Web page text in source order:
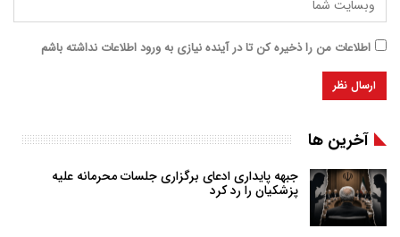
اطلاعات من را ذخیره کن تا در آینده نیازی به ورود اطلاعات نداشته باشم
آخرین ها
جبهه پایداری ادعای برگزاری جلسات محرمانه علیه
پزشکیان را رد کرد